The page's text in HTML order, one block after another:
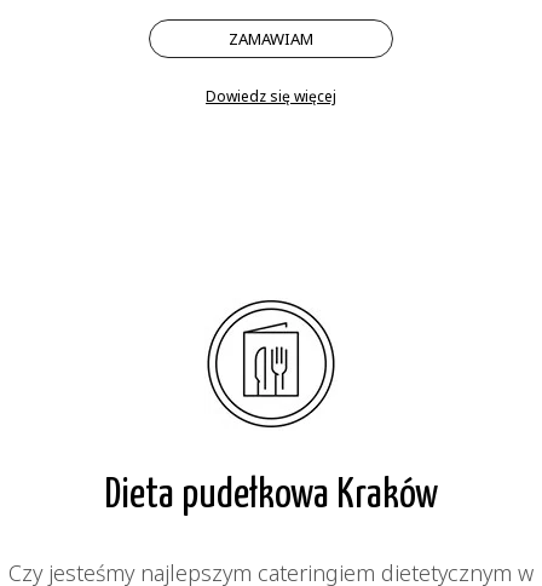
ZAMAWIAM
Dowiedz się więcej
Dieta pudełkowa Kraków
Czy jesteśmy najlepszym cateringiem dietetycznym w